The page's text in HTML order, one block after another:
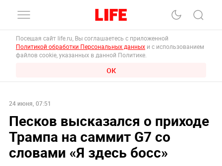
Посещая сайт life.ru, Вы соглашаетесь с приложенной
Политикой обработки Персональных данных и с использованием
файлов cookie, указанных в данной Политике.
ОК
24 июня, 07:51
Песков высказался о приходе
Трампа на саммит G7 со
словами «Я здесь босс»